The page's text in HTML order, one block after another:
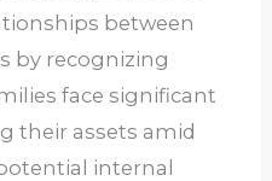
between
by recognizing
face significant
their assets amid
internal